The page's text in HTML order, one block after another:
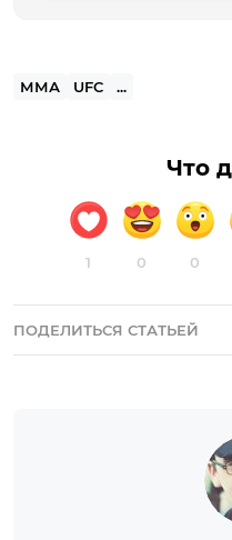
ММА UFC ...
Что
1 0 0
ПОДЕЛИТЬСЯ СТАТЬЕЙ